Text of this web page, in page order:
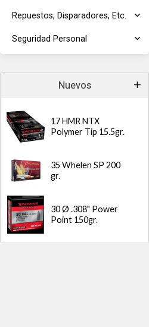
Repuestos, Disparadores, Etc.
Seguridad Personal
Nuevos
17 HMR NTX
Polymer Tip 15.5gr.
35 Whelen SP 200
gr.
30 Ø .308" Power
Point 150gr.